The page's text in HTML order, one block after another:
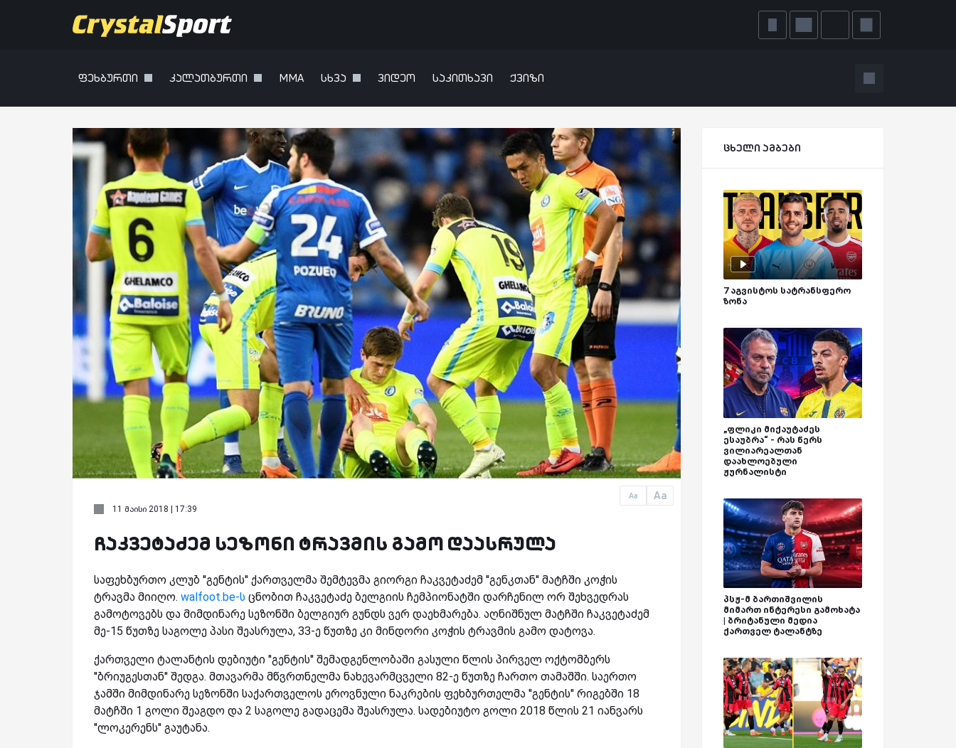
ფეხბურთი კალათბურთი MMA სხვა ვიდეო საკითხავი ქვიზი
Aa Aa
11 მაისი 2018 | 17:39
ჩაკვეტაძემ სეზონი ტრავმის გამო დაასრულა
საფეხბურთო კლუბ ''გენტის'' ქართველმა შემტევმა გიორგი ჩაკვეტაძემ ''გენკთან'' მატჩში კოჭის
ტრავმა მიიღო. walfoot.be-ს ცნობით ჩაკვეტაძე ბელგიის ჩემპიონატში დარჩენილ ორ შეხვედრას
გამოტოვებს და მიმდინარე სეზონში ბელგიურ გუნდს ვერ დაეხმარება. აღნიშნულ მატჩში ჩაკვეტაძემ
მე-15 წუთზე საგოლე პასი შეასრულა, 33-ე წუთზე კი მინდორი კოჭის ტრავმის გამო დატოვა.
ქართველი ტალანტის დებიუტი ''გენტის'' შემადგენლობაში გასული წლის პირველ ოქტომბერს
''ბრიუგესთან'' შედგა. მთავარმა მწვრთნელმა ნახევარმცველი 82-ე წუთზე ჩართო თამაშში. საერთო
ჯამში მიმდინარე სეზონში საქართველოს ეროვნული ნაკრების ფეხბურთელმა ''გენტის'' რიგებში 18
მატჩში 1 გოლი შეაგდო და 2 საგოლე გადაცემა შეასრულა. სადებიუტო გოლი 2018 წლის 21 იანვარს
''ლოკერენს'' გაუტანა.
ცხელი ამბები
7 აგვისტოს სატრანსფერო
ზონა
„ფლიკი მიქაუტაძეს
ესაუბრა“ - რას წერს
ვილიარეალთან
დაახლოებული
ჟურნალისტი
პსჟ-მ ბართიშვილის
მიმართ ინტერესი გამოხატა
| ბრიტანული მედია
ქართველ ტალანტზე